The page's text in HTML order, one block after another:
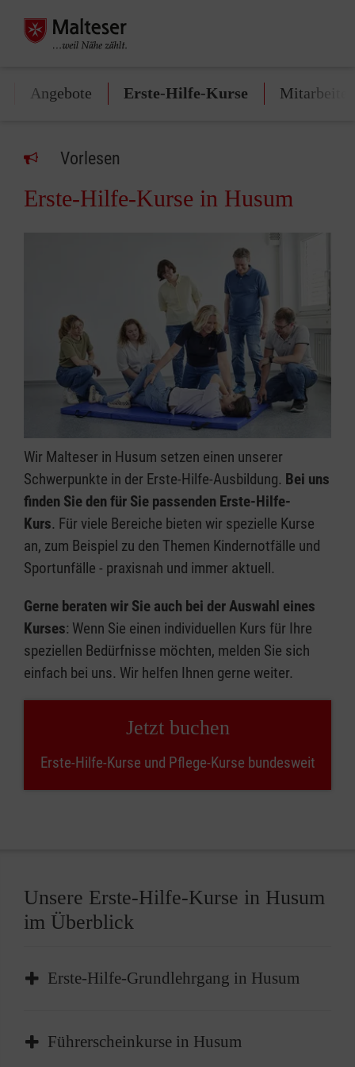
Angebote Erste-Hilfe-Kurse Mitarbeiten
Vorlesen
Erste-Hilfe-Kurse in Husum
Wir Malteser in Husum setzen einen unserer
Schwerpunkte in der Erste-Hilfe-Ausbildung. Bei uns
finden Sie den für Sie passenden Erste-Hilfe-
Kurs. Für viele Bereiche bieten wir spezielle Kurse
an, zum Beispiel zu den Themen Kindernotfälle und
Sportunfälle - praxisnah und immer aktuell.
Gerne beraten wir Sie auch bei der Auswahl eines
Kurses: Wenn Sie einen individuellen Kurs für Ihre
speziellen Bedürfnisse möchten, melden Sie sich
einfach bei uns. Wir helfen Ihnen gerne weiter.
Jetzt buchen
Erste-Hilfe-Kurse und Pflege-Kurse bundesweit
Unsere Erste-Hilfe-Kurse in Husum
im Überblick
Erste-Hilfe-Grundlehrgang in Husum
Der Erste-Hilfe-Grundlehrgang in Husum ist
Führerscheinkurse in Husum